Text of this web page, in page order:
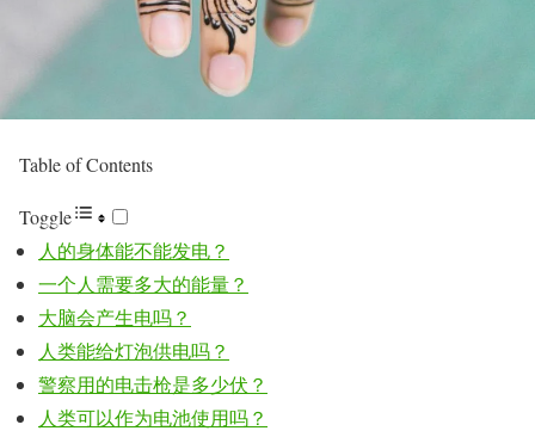
Table of Contents
Toggle
人的身体能不能发电？
一个人需要多大的能量？
大脑会产生电吗？
人类能给灯泡供电吗？
警察用的电击枪是多少伏？
人类可以作为电池使用吗？